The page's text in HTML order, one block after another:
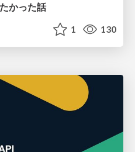
かった話
1 130